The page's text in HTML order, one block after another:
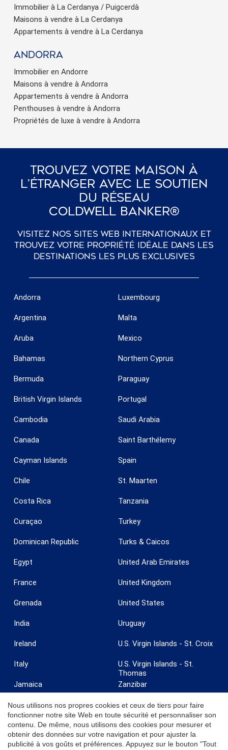
Immobilier à La Cerdanya / Puigcerdà
Maisons à vendre à La Cerdanya
Appartements à vendre à La Cerdanya
Andorra
Immobilier en Andorre
Maisons à vendre à Andorra
Appartements à vendre à Andorra
Penthouses à vendre à Andorra
Propriétés de luxe à vendre à Andorra
Trouvez Votre Maison À
L’étranger Avec Le Soutien
Du Réseau
Coldwell Banker®
Visitez nos sites web internationaux et
trouvez votre propriété idéale dans les
destinations les plus exclusives
Andorra
Argentina
Aruba
Bahamas
Bermuda
British Virgin Islands
Cambodia
Canada
Cayman Islands
Chile
Costa Rica
Curaçao
Dominican Republic
Egypt
France
Grenada
India
Ireland
Italy
Jamaica
Luxembourg
Malta
Mexico
Northern Cyprus
Paraguay
Portugal
Saudi Arabia
Saint Barthélemy
Spain
St. Maarten
Tanzania
Turkey
Turks & Caicos
United Arab Emirates
United Kingdom
United States
Uruguay
U.S. Virgin Islands - St. Croix
U.S. Virgin Islands - St.
Thomas
Zanzibar
© 2026 Coldwell Banker. Tous droits réservés. Coldwell Banker et les
logos Coldwell Banker sont des marques déposées de Coldwell
Nous utilisons nos propres cookies et ceux de tiers pour faire
fonctionner notre site Web en toute sécurité et personnaliser son
contenu. De même, nous utilisons des cookies pour mesurer et
obtenir des données sur votre navigation et pour ajuster la
publicité à vos goûts et préférences. Appuyez sur le bouton "Tout
Enregistrer les paramètres Tout accepter